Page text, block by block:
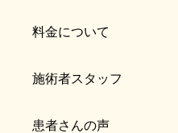
料金について
施術者スタッフ
患者さんの声